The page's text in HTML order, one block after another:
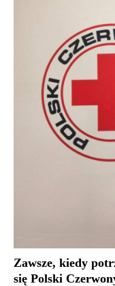
Zawsze, kiedy
się Polski